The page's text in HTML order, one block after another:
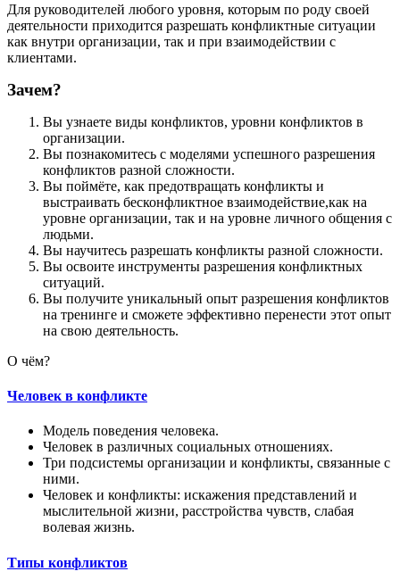
Для руководителей любого уровня, которым по роду своей
деятельности приходится разрешать конфликтные ситуации
как внутри организации, так и при взаимодействии с
клиентами.
Зачем?
Вы узнаете виды конфликтов, уровни конфликтов в
организации.
Вы познакомитесь с моделями успешного разрешения
конфликтов разной сложности.
Вы поймёте, как предотвращать конфликты и
выстраивать бесконфликтное взаимодействие,как на
уровне организации, так и на уровне личного общения с
людьми.
Вы научитесь разрешать конфликты разной сложности.
Вы освоите инструменты разрешения конфликтных
ситуаций.
Вы получите уникальный опыт разрешения конфликтов
на тренинге и сможете эффективно перенести этот опыт
на свою деятельность.
О чём?
Человек в конфликте
Модель поведения человека.
Человек в различных социальных отношениях.
Три подсистемы организации и конфликты, связанные с
ними.
Человек и конфликты: искажения представлений и
мыслительной жизни, расстройства чувств, слабая
волевая жизнь.
Типы конфликтов